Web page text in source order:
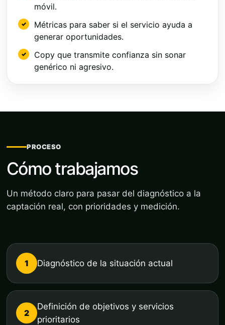
móvil.
Métricas para saber si el servicio ayuda a
generar oportunidades.
Copy que transmite confianza sin sonar
genérico ni agresivo.
PROCESO
Cómo trabajamos
Un método claro para pasar del diagnóstico a la
captación real, con prioridades y medición.
1 Diagnóstico de la situación actual
2
Definición de objetivos y servicios
prioritarios